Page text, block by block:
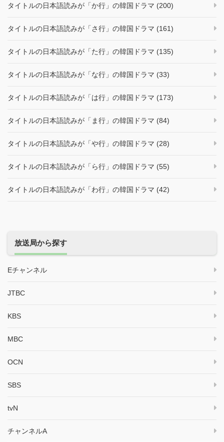
タイトルの日本語読みが「か行」の韓国ドラマ (200)
タイトルの日本語読みが「さ行」の韓国ドラマ (161)
タイトルの日本語読みが「た行」の韓国ドラマ (135)
タイトルの日本語読みが「な行」の韓国ドラマ (33)
タイトルの日本語読みが「は行」の韓国ドラマ (173)
タイトルの日本語読みが「ま行」の韓国ドラマ (84)
タイトルの日本語読みが「や行」の韓国ドラマ (28)
タイトルの日本語読みが「ら行」の韓国ドラマ (55)
タイトルの日本語読みが「わ行」の韓国ドラマ (42)
放送局から探す
Eチャンネル
JTBC
KBS
MBC
OCN
SBS
tvN
チャンネルA